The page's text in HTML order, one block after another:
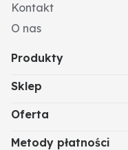
Kontakt
O nas
Produkty
Sklep
Oferta
Metody płatności